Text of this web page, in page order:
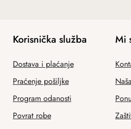
Korisnička služba
Dostava i plaćanje
Praćenje pošiljke
Program odanosti
Povrat robe
Mi